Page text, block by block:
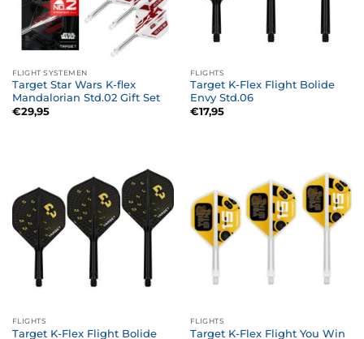
FLIGHT SYSTEMEN
Target Star Wars K-flex
Mandalorian Std.02 Gift Set
€29,95
FLIGHTS
Target K-Flex Flight Bolide
Envy Std.06
€17,95
FLIGHTS
Target K-Flex Flight Bolide
FLIGHTS
Target K-Flex Flight You Win